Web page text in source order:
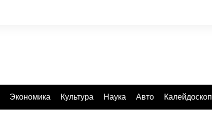
Экономика Культура Наука Авто Калейдоскоп